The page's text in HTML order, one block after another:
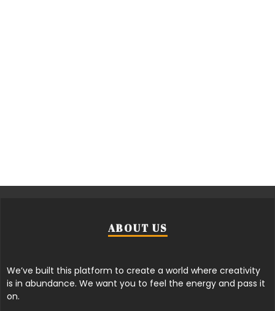
ABOUT US
We’ve built this platform to create a world where creativity
is in abundance. We want you to feel the energy and pass it
on.